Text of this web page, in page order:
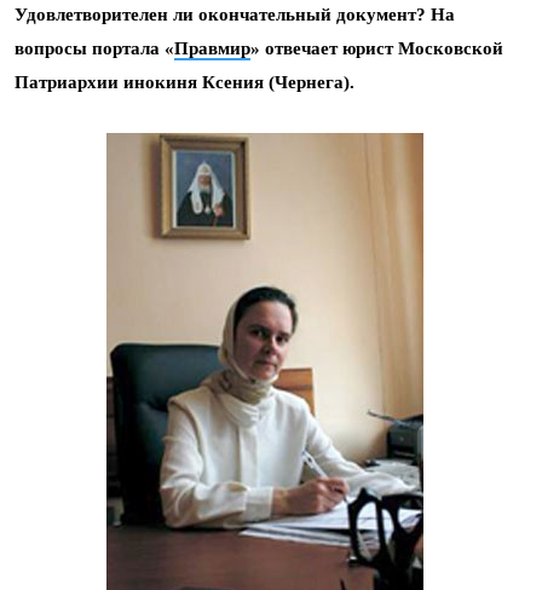
Удовлетворителен ли окончательный документ? На
вопросы портала «Правмир» отвечает юрист Московской
Патриархии инокиня Ксения (Чернега).